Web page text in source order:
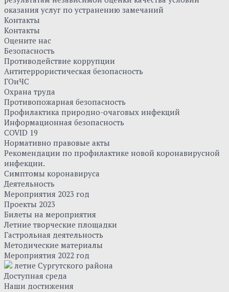
оказания услуг по устранению замечаний
Контакты
Контакты
Оцените нас
Безопасность
Противодействие коррупции
Антитеррористическая безопасность
ГОиЧС
Охрана труда
Противопожарная безопасность
Профилактика природно-очаговых инфекций
Информационная безопасность
COVID 19
Нормативно правовые акты
Рекомендации по профилактике новой коронавирусной
инфекции.
Симптомы коронавируса
Деятельность
Мероприятия 2023 год
Проекты 2023
Билеты на мероприятия
Летние творческие площадки
Гастрольная деятельность
Методические материалы
Мероприятия 2022 год
летие Сургутского района
Доступная среда
Наши достижения